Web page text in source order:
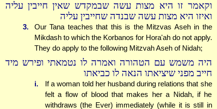
וקאמר זו היא מצות עשה שבמקדש שאין חייבין עליה
ואיזו היא מצות עשה שבנדה שחייבין עליה
3.
Our Tana teaches that this is the Mitzvas Aseh in the
Mikdash to which the Korbanos for Hora'ah do not apply.
They do apply to the following Mitzvah Aseh of Nidah;
היה משמש עם הטהורה ואמרה לו נטמאתי ופירש מיד
חייב מפני שיציאתו הנאה לו כביאתו
i.
If a woman told her husband during relations that she
felt a flow of blood that makes her a Nidah, if he
withdraws (the Ever) immediately (while it is still in